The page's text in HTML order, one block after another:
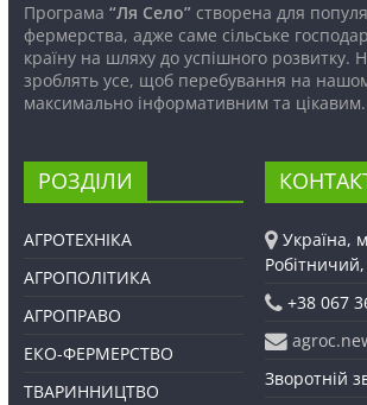
Програма “Ля Село”створена для
фермерства, адже саме сільське
країну на шляху до успішного розвитку.
зроблять усе, щоб перебування на
максимально інформативним та цікавим.
РОЗДІЛИ
АГРОТЕХНІКА
АГРОПОЛІТИКА
АГРОПРАВО
ЕКО-ФЕРМЕРСТВО
ТВАРИННИЦТВО
Україна,
+38 067
Зворотній